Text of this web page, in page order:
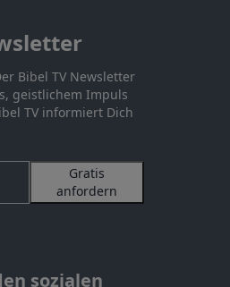
Bibel TV Newsletter
geistlichem Impuls
TV informiert Dich
Gratis
anfordern
sozialen